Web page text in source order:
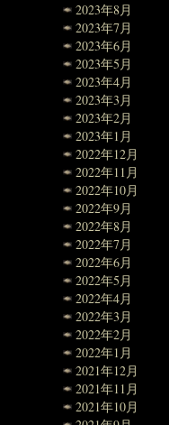
2023年8月
2023年7月
2023年6月
2023年5月
2023年4月
2023年3月
2023年2月
2023年1月
2022年12月
2022年11月
2022年10月
2022年9月
2022年8月
2022年7月
2022年6月
2022年5月
2022年4月
2022年3月
2022年2月
2022年1月
2021年12月
2021年11月
2021年10月